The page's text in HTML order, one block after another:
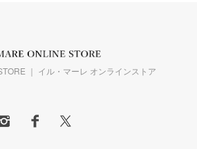
｜ イル・マーレ オンラインストア